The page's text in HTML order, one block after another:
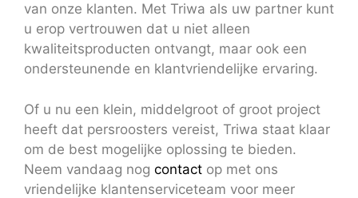
van onze klanten. Met Triwa als uw partner kunt
u erop vertrouwen dat u niet alleen
kwaliteitsproducten ontvangt, maar ook een
ondersteunende en klantvriendelijke ervaring.
Of u nu een klein, middelgroot of groot project
heeft dat persroosters vereist, Triwa staat klaar
om de best mogelijke oplossing te bieden.
Neem vandaag nog contact op met ons
vriendelijke klantenserviceteam voor meer